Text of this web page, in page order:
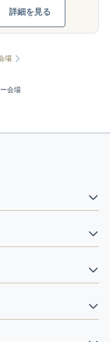
詳細を見る
場
会場